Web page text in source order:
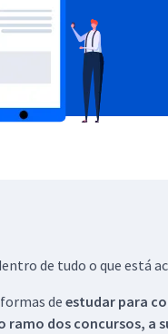
de tudo o que está
de estudar para
ramo dos concursos, a